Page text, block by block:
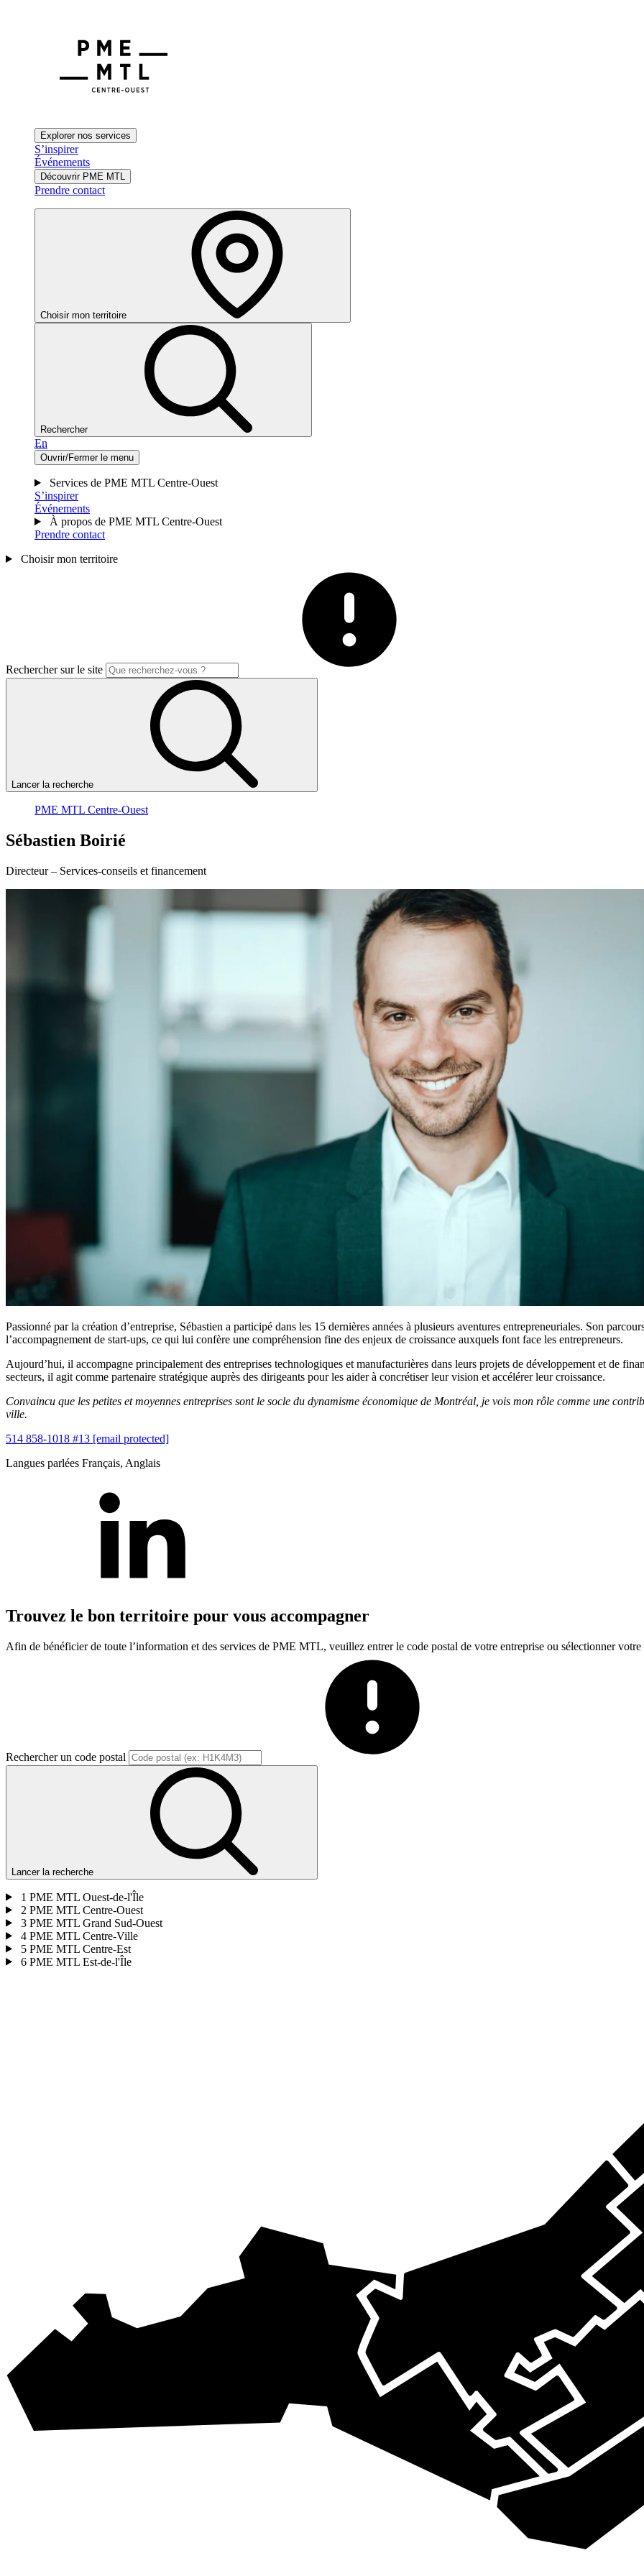
Explorer nos services
S’inspirer
Événements
Découvrir PME MTL
Prendre contact
Choisir mon territoire
Rechercher
En
Ouvrir/Fermer le menu
Services de PME MTL Centre-Ouest
S’inspirer
Événements
À propos de PME MTL Centre-Ouest
Prendre contact
Choisir mon territoire
Rechercher sur le site
Lancer la recherche
PME MTL Centre-Ouest
Sébastien Boirié
Directeur – Services-conseils et financement
Passionné par la création d’entreprise, Sébastien a participé dans les 15 dernières années à plusieurs aventures entrepreneuriales. Son
l’accompagnement de start-ups, ce qui lui confère une compréhension fine des enjeux de croissance auxquels font face les entrepreneurs.
Aujourd’hui, il accompagne principalement des entreprises technologiques et manufacturières dans leurs projets de développement et de
secteurs, il agit comme partenaire stratégique auprès des dirigeants pour les aider à concrétiser leur vision et accélérer leur croissance.
Convaincu que les petites et moyennes entreprises sont le socle du dynamisme économique de Montréal, je vois mon rôle comme une
ville.
514 858-1018 #13 [email protected]
Langues parlées Français, Anglais
Trouvez le bon territoire pour vous accompagner
Afin de bénéficier de toute l’information et des services de PME MTL, veuillez entrer le code postal de votre entreprise ou sélectionner votre
Rechercher un code postal
Lancer la recherche
1 PME MTL Ouest-de-l'Île
2 PME MTL Centre-Ouest
3 PME MTL Grand Sud-Ouest
4 PME MTL Centre-Ville
5 PME MTL Centre-Est
6 PME MTL Est-de-l'Île